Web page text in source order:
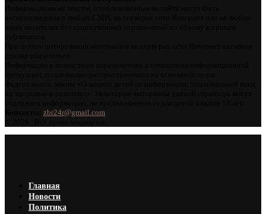
zbr24r@gmail.com
Главная
Новости
Политика